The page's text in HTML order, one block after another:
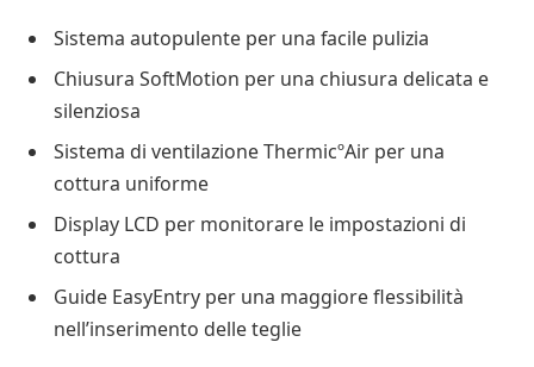
Sistema autopulente per una facile pulizia
Chiusura SoftMotion per una chiusura delicata e
silenziosa
Sistema di ventilazione ThermicºAir per una
cottura uniforme
Display LCD per monitorare le impostazioni di
cottura
Guide EasyEntry per una maggiore flessibilità
nell’inserimento delle teglie